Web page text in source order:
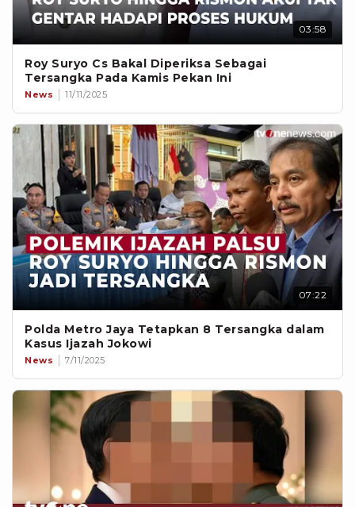
03:58
Roy Suryo Cs Bakal Diperiksa Sebagai
Tersangka Pada Kamis Pekan Ini
News 11/11/2025
07:22
Polda Metro Jaya Tetapkan 8 Tersangka dalam
Kasus Ijazah Jokowi
News 7/11/2025